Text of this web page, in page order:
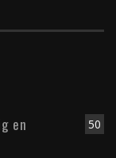
50
en